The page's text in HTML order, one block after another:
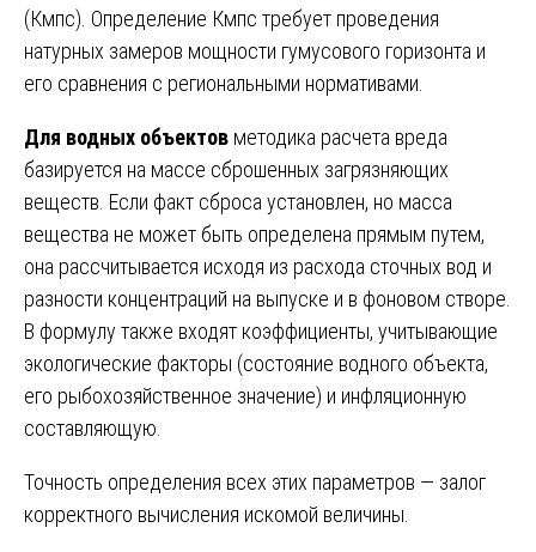
(Кмпс). Определение Кмпс требует проведения
натурных замеров мощности гумусового горизонта и
его сравнения с региональными нормативами.
Для водных объектов методика расчета вреда
базируется на массе сброшенных загрязняющих
веществ. Если факт сброса установлен, но масса
вещества не может быть определена прямым путем,
она рассчитывается исходя из расхода сточных вод и
разности концентраций на выпуске и в фоновом створе.
В формулу также входят коэффициенты, учитывающие
экологические факторы (состояние водного объекта,
его рыбохозяйственное значение) и инфляционную
составляющую.
Точность определения всех этих параметров — залог
корректного вычисления искомой величины.